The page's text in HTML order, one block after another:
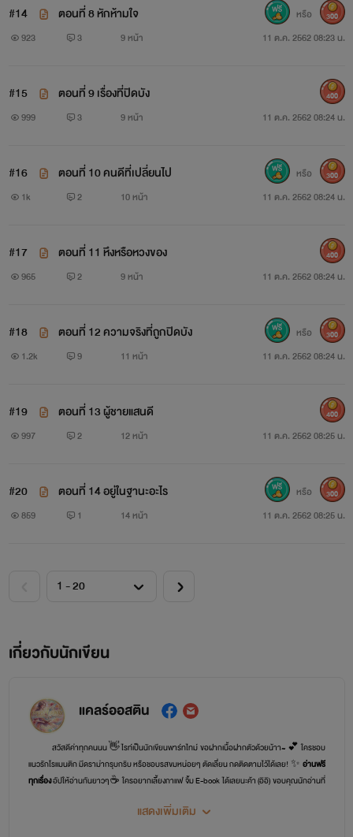
#14 ตอนที่ 8 หักห้ามใจ
923 3 9 หน้า 11 ต.ค. 2562 08:23 น.
หรือ 300
#15 ตอนที่ 9 เรื่องที่ปิดบัง
999 3 9 หน้า 11 ต.ค. 2562 08:24 น.
400
#16 ตอนที่ 10 คนดีที่เปลี่ยนไป
1k 2 10 หน้า 11 ต.ค. 2562 08:24 น.
หรือ 300
#17 ตอนที่ 11 หึงหรือหวงของ
965 2 9 หน้า 11 ต.ค. 2562 08:24 น.
400
#18 ตอนที่ 12 ความจริงที่ถูกปิดบัง
1.2k 9 11 หน้า 11 ต.ค. 2562 08:24 น.
หรือ 300
#19 ตอนที่ 13 ผู้ชายแสนดี
997 2 12 หน้า 11 ต.ค. 2562 08:25 น.
400
#20 ตอนที่ 14 อยู่ในฐานะอะไร
859 1 14 หน้า 11 ต.ค. 2562 08:25 น.
หรือ 300
เกี่ยวกับนักเขียน
แคลร์ออสติน
สวัสดีค่าทุกคนนน 👋 ไรท์เป็นนักเขียนพาร์ทไทม์ ขอฝากเนื้อฝากตัวด้วยน้าา~ 💕 ใครชอบ
แนวรักโรแมนติก มีดราม่ากรุบกริบ หรือชอบรสขมหน่อยๆ ตัดเลี่ยน กดติดตามไว้ได้เลย! ✨ อ่านฟรี
ทุกเรื่องอัปให้อ่านกันยาวๆ ☕️ ใครอยากเลี้ยงกาแฟ จิ้ม E-book ได้เลยนะค้า (อิอิ) ขอบคุณนักอ่านที่
แสดงเพิ่มเติม